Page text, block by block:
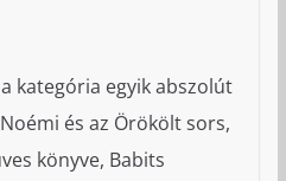
kategória egyik abszolút
és az Örökölt sors,
könyve, Babits